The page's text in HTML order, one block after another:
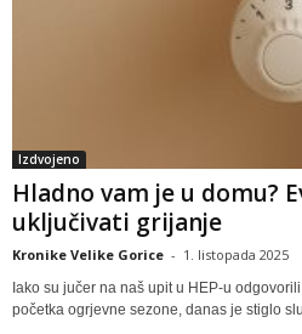
Izdvojeno
Hladno vam je u domu?
uključivati grijanje
Kronike Velike Gorice - 1. listopada 2025
Iako su jučer na naš upit u HEP-u
početka ogrjevne sezone, danas je stiglo